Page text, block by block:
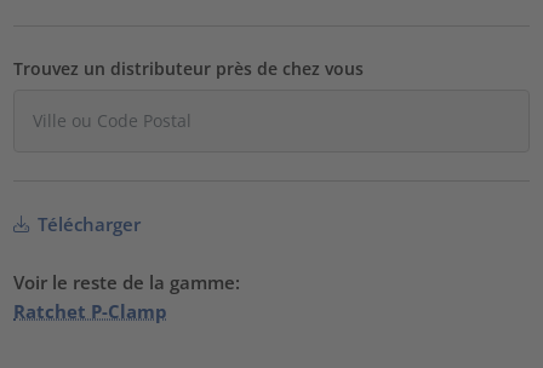
Trouvez un distributeur près de chez vous
Télécharger
Voir le reste de la gamme:
Ratchet P-Clamp